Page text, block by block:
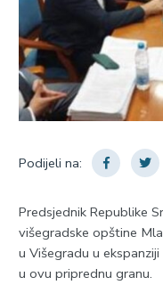
Podijeli na:
Predsjednik Republike
višegradske opštine
u Višegradu u
u ovu priprednu granu.